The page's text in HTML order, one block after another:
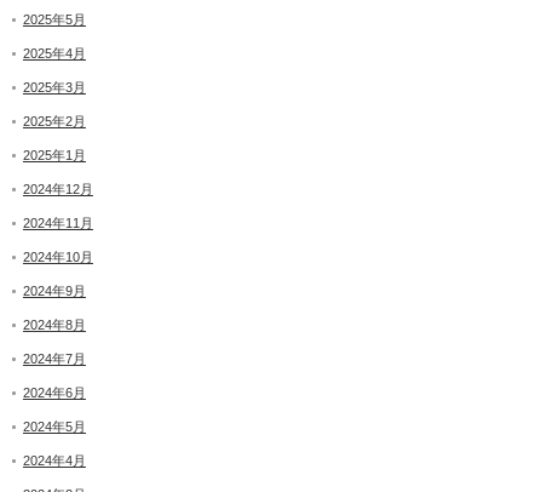
2025年5月
2025年4月
2025年3月
2025年2月
2025年1月
2024年12月
2024年11月
2024年10月
2024年9月
2024年8月
2024年7月
2024年6月
2024年5月
2024年4月